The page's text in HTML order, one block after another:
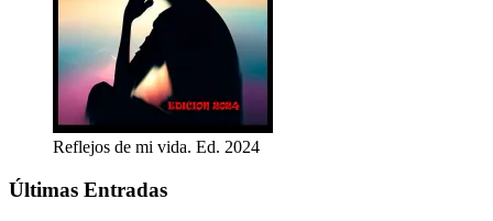
Reflejos de mi vida. Ed. 2024
Últimas Entradas